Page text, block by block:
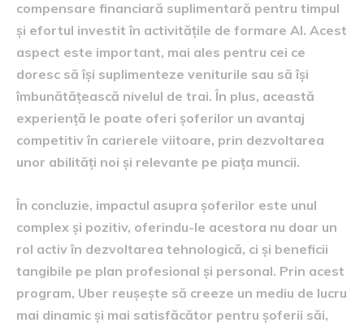
compensare financiară suplimentară pentru timpul
și efortul investit în activitățile de formare AI. Acest
aspect este important, mai ales pentru cei ce
doresc să își suplimenteze veniturile sau să își
îmbunătățească nivelul de trai. În plus, această
experiență le poate oferi șoferilor un avantaj
competitiv în carierele viitoare, prin dezvoltarea
unor abilități noi și relevante pe piața muncii.
În concluzie, impactul asupra șoferilor este unul
complex și pozitiv, oferindu-le acestora nu doar un
rol activ în dezvoltarea tehnologică, ci și beneficii
tangibile pe plan profesional și personal. Prin acest
program, Uber reușește să creeze un mediu de lucru
mai dinamic și mai satisfăcător pentru șoferii săi,